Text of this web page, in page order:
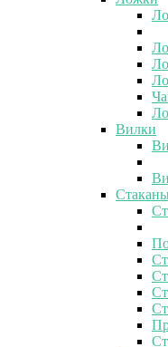
Вилки